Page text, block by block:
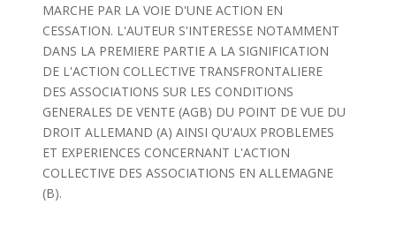
MARCHE PAR LA VOIE D'UNE ACTION EN
CESSATION. L'AUTEUR S'INTERESSE NOTAMMENT
DANS LA PREMIERE PARTIE A LA SIGNIFICATION
DE L'ACTION COLLECTIVE TRANSFRONTALIERE
DES ASSOCIATIONS SUR LES CONDITIONS
GENERALES DE VENTE (AGB) DU POINT DE VUE DU
DROIT ALLEMAND (A) AINSI QU'AUX PROBLEMES
ET EXPERIENCES CONCERNANT L'ACTION
COLLECTIVE DES ASSOCIATIONS EN ALLEMAGNE
(B).